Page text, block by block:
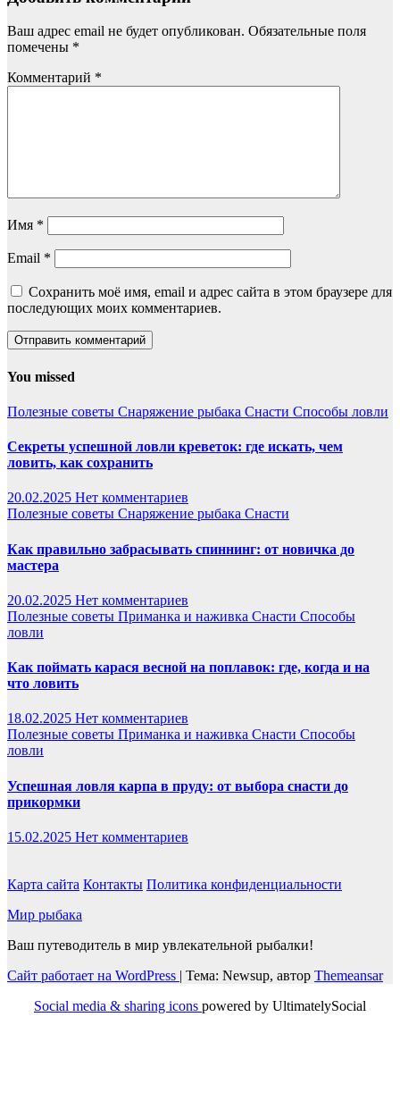
Ваш адрес email не будет опубликован. Обязательные поля
помечены *
Комментарий *
Имя *
Email *
Сохранить моё имя, email и адрес сайта в этом браузере для
последующих моих комментариев.
You missed
Полезные советы Снаряжение рыбака Снасти Способы ловли
Секреты успешной ловли креветок: где искать, чем
ловить, как сохранить
20.02.2025 Нет комментариев
Полезные советы Снаряжение рыбака Снасти
Как правильно забрасывать спиннинг: от новичка до
мастера
20.02.2025 Нет комментариев
Полезные советы Приманка и наживка Снасти Способы
ловли
Как поймать карася весной на поплавок: где, когда и на
что ловить
18.02.2025 Нет комментариев
Полезные советы Приманка и наживка Снасти Способы
ловли
Успешная ловля карпа в пруду: от выбора снасти до
прикормки
15.02.2025 Нет комментариев
Карта сайта Контакты Политика конфиденциальности
Мир рыбака
Ваш путеводитель в мир увлекательной рыбалки!
Сайт работает на WordPress | Тема: Newsup, автор Themeansar
Social media & sharing icons powered by UltimatelySocial